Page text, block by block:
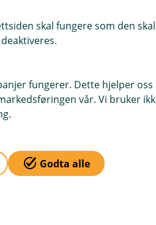
inkludert i kursen)
betyr det at
kan du
skal fungere som den
fungerer. Dette hjelper oss
vår. Vi bruker
Godta alle